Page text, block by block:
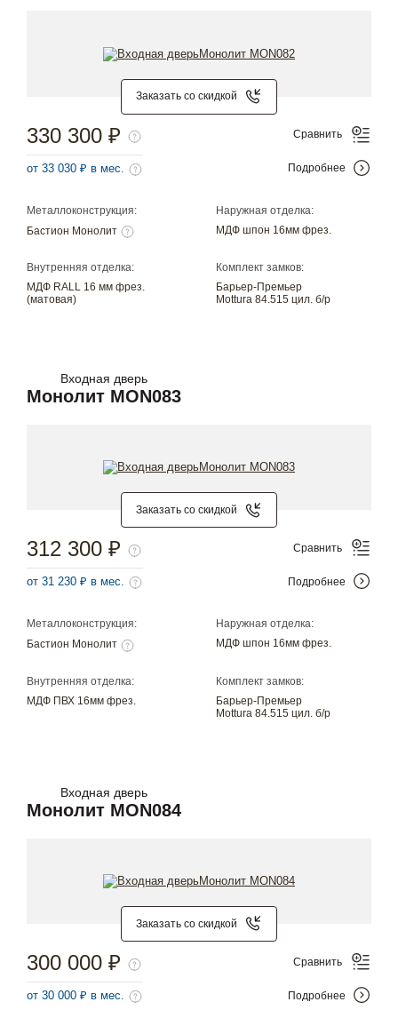
Заказать со скидкой
Металлоконструкция:
Бастион Монолит
Наружная отделка:
МДФ шпон 16мм фрез.
Внутренняя отделка:
МДФ RALL 16 мм фрез.
(матовая)
Комплект замков:
Барьер-Премьер
Mottura 84.515 цил. б/р
330 300 ₽
от 33 030 ₽ в мес.
Сравнить
Подробнее
Входная дверь
Монолит MON083
Заказать со скидкой
Металлоконструкция:
Бастион Монолит
Наружная отделка:
МДФ шпон 16мм фрез.
Внутренняя отделка:
МДФ ПВХ 16мм фрез.
Комплект замков:
Барьер-Премьер
Mottura 84.515 цил. б/р
312 300 ₽
от 31 230 ₽ в мес.
Сравнить
Подробнее
Входная дверь
Монолит MON084
Заказать со скидкой
300 000 ₽
от 30 000 ₽ в мес.
Сравнить
Подробнее